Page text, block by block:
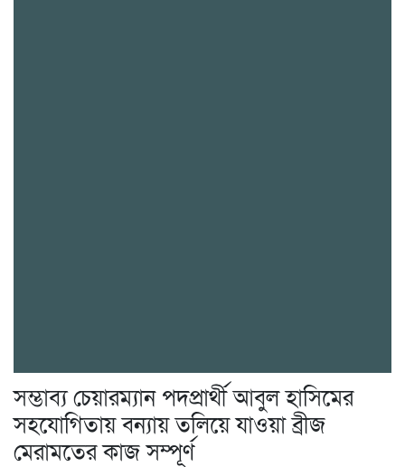
সম্ভাব্য চেয়ারম্যান পদপ্রার্থী আবুল হাসিমের
সহযোগিতায় বন্যায় তলিয়ে যাওয়া ব্রীজ
মেরামতের কাজ সম্পূর্ণ